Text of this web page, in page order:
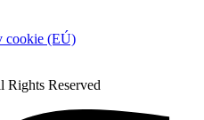
cookie (EÚ)
Reserved